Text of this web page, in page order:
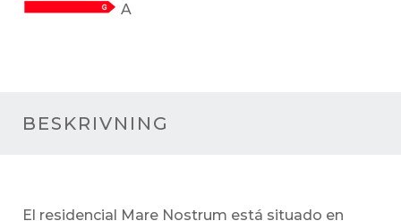
A
BESKRIVNING
El residencial Mare Nostrum está situado en